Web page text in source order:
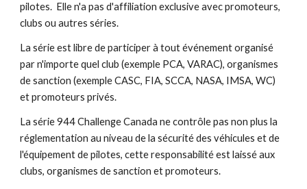
pilotes.  Elle n'a pas d'affiliation exclusive avec promoteurs,
clubs ou autres séries.
La série est libre de participer à tout événement organisé
par n'importe quel club (exemple PCA, VARAC), organismes
de sanction (exemple CASC, FIA, SCCA, NASA, IMSA, WC)
et promoteurs privés.
La série 944 Challenge Canada ne contrôle pas non plus la
réglementation au niveau de la sécurité des véhicules et de
l'équipement de pilotes, cette responsabilité est laissé aux
clubs, organismes de sanction et promoteurs.